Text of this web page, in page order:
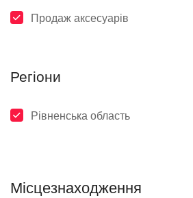
Продаж аксесуарів
Регіони
Рівненська область
Місцезнаходження